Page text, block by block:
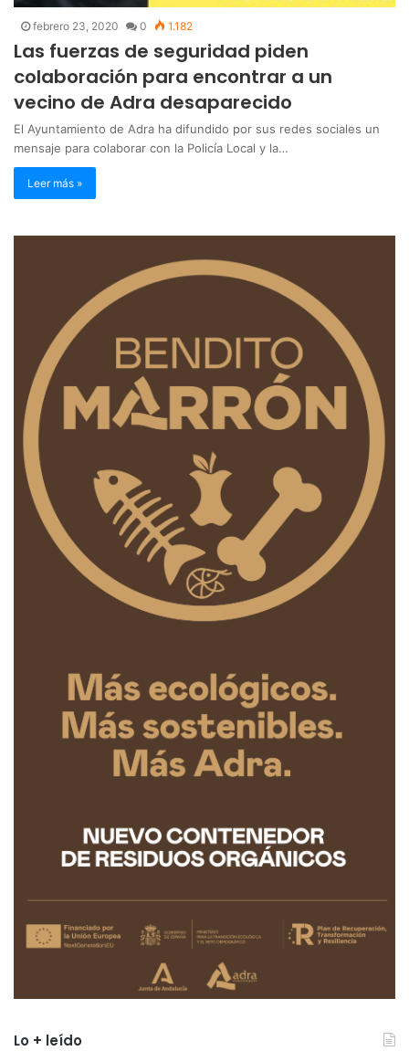
febrero 23, 2020 0 1.182
Las fuerzas de seguridad piden
colaboración para encontrar a un
vecino de Adra desaparecido
El Ayuntamiento de Adra ha difundido por sus redes sociales un
mensaje para colaborar con la Policía Local y la…
Leer más »
Lo + leído